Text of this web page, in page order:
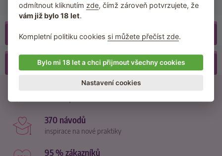
Recenze(50)
Příslušenství
21500 recenzí
370 návodů
inspirace na nové praktiky
95 % zákazníků
odmítnout kliknutím zde, čímž zároveň potvrzujete, že
vám již bylo 18 let.
Kompletní politiku cookies si můžete přečíst zde.
Bylo mi 18 let a chci přijmout všechny cookies
Nastavení cookies